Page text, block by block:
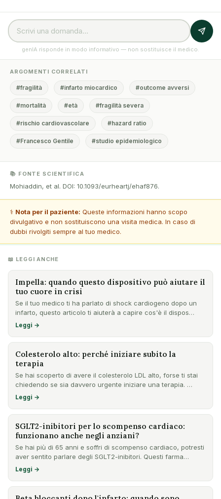
genIA risponde in modo informativo — non sostituisce il medico.
ARGOMENTI CORRELATI
#fragilità #infarto miocardico #outcome avversi
#mortalità #età #fragilità severa
#rischio cardiovascolare #hazard ratio
#Francesco Gentile #studio epidemiologico
📚 FONTE SCIENTIFICA
Mohiaddin, et al. DOI: 10.1093/eurheartj/ehaf876.
⚕️ Nota per il paziente: Queste informazioni hanno scopo
divulgativo e non sostituiscono una visita medica. In caso di
dubbi rivolgiti sempre al tuo medico.
📖 LEGGI ANCHE
Impella: quando questo dispositivo può aiutare il
tuo cuore in crisi
Se il tuo medico ti ha parlato di shock cardiogeno dopo un
infarto, questo articolo ti aiuterà a capire cos'è il dispos…
Leggi →
Colesterolo alto: perché iniziare subito la
terapia
Se hai scoperto di avere il colesterolo LDL alto, forse ti stai
chiedendo se sia davvero urgente iniziare una terapia. …
Leggi →
SGLT2-inibitori per lo scompenso cardiaco:
funzionano anche negli anziani?
Se hai più di 65 anni e soffri di scompenso cardiaco, potresti
aver sentito parlare degli SGLT2-inibitori. Questi farma…
Leggi →